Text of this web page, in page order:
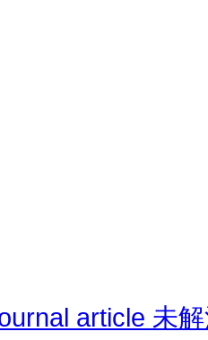
article 未